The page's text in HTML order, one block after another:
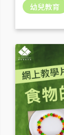
幼兒教育